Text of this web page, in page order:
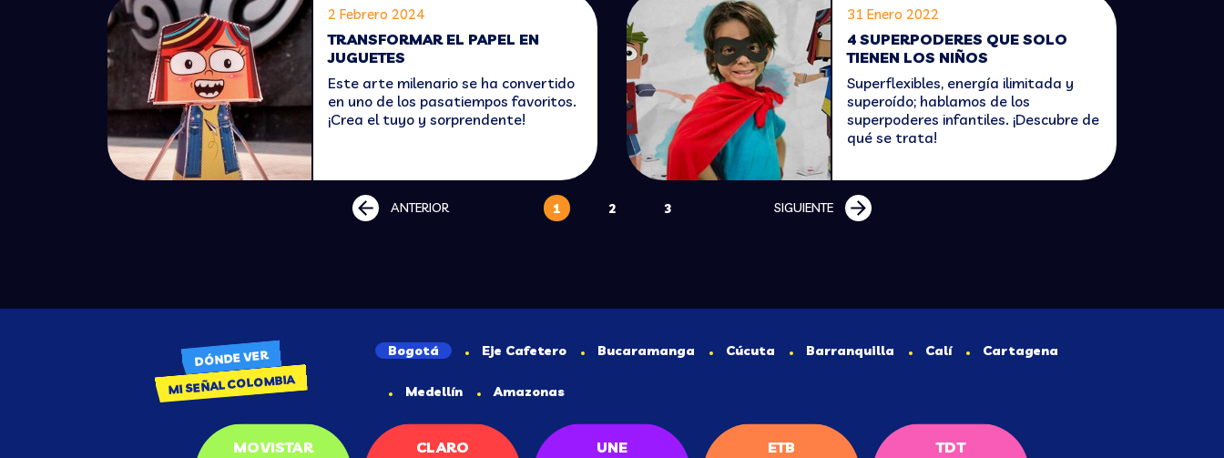
2 Febrero 2024
TRANSFORMAR EL PAPEL EN
JUGUETES
Este arte milenario se ha convertido
en uno de los pasatiempos favoritos.
¡Crea el tuyo y sorprendente!
31 Enero 2022
4 SUPERPODERES QUE SOLO
TIENEN LOS NIÑOS
Superflexibles, energía ilimitada y
superoído; hablamos de los
superpoderes infantiles. ¡Descubre de
qué se trata!
ANTERIOR SIGUIENTE
1 2 3
DÓNDE VER
MI SEÑAL COLOMBIA
Bogotá Eje Cafetero Bucaramanga Cúcuta Barranquilla Calí Cartagena
Medellín Amazonas
MOVISTAR CLARO UNE ETB TDT